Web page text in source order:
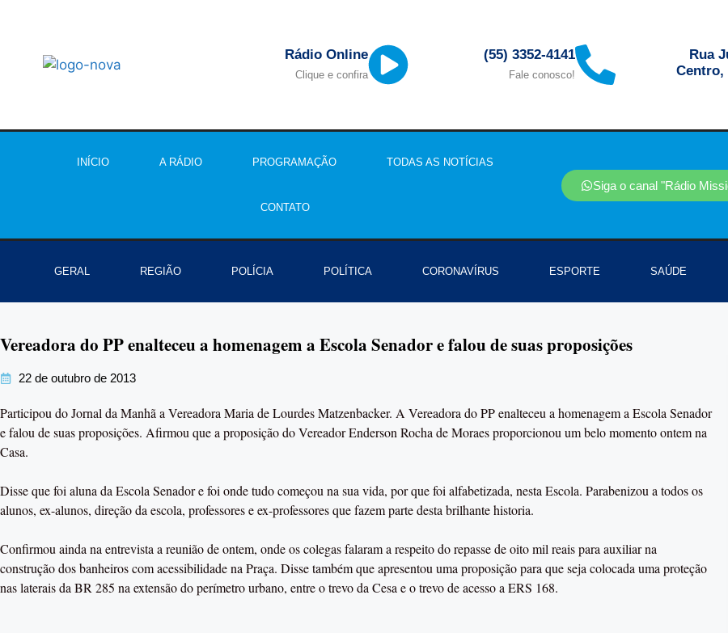
Rádio Online
Clique e confira
(55) 3352-4141
Fale conosco!
Rua
Centro,
INÍCIO A RÁDIO PROGRAMAÇÃO TODAS AS NOTÍCIAS
CONTATO
Siga o canal "Rádio
GERAL REGIÃO POLÍCIA POLÍTICA CORONAVÍRUS ESPORTE SAÚDE
Vereadora do PP enalteceu a homenagem a Escola Senador e falou de suas proposições
22 de outubro de 2013
Participou do Jornal da Manhã a Vereadora Maria de Lourdes Matzenbacker. A Vereadora do PP enalteceu a homenagem a Escola Senador
e falou de suas proposições. Afirmou que a proposição do Vereador Enderson Rocha de Moraes proporcionou um belo momento ontem na
Casa.
Disse que foi aluna da Escola Senador e foi onde tudo começou na sua vida, por que foi alfabetizada, nesta Escola. Parabenizou a todos os
alunos, ex-alunos, direção da escola, professores e ex-professores que fazem parte desta brilhante historia.
Confirmou ainda na entrevista a reunião de ontem, onde os colegas falaram a respeito do repasse de oito mil reais para auxiliar na
construção dos banheiros com acessibilidade na Praça. Disse também que apresentou uma proposição para que seja colocada uma proteção
nas laterais da BR 285 na extensão do perímetro urbano, entre o trevo da Cesa e o trevo de acesso a ERS 168.